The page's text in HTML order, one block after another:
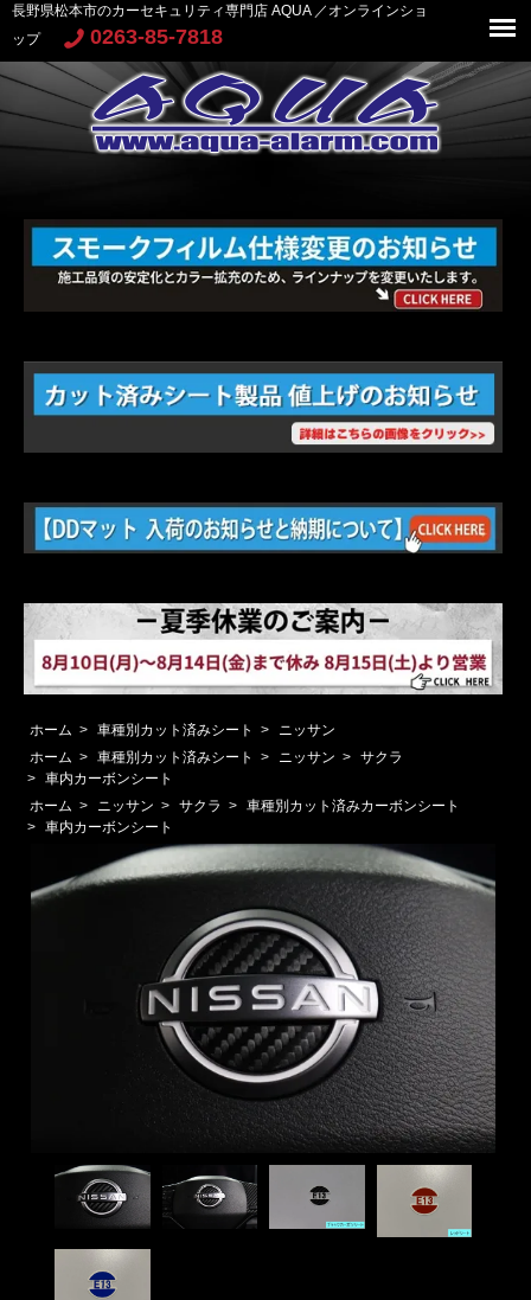
長野県松本市のカーセキュリティ専門店 AQUA ／オンラインショ
ップ
0263-85-7818
ホーム > 車種別カット済みシート >
ニッサン
ホーム > 車種別カット済みシート > ニッサン > サクラ
> 車内カーボンシート
ホーム > ニッサン > サクラ > 車種別カット済みカーボンシート
> 車内カーボンシート